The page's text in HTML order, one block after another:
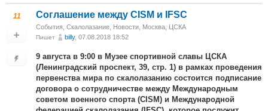
11 Соглашение между CISM и IFSC
События Скалолазание Новости Москва, ЦСКА
Пишет billy, 07.08.2018 18:52
9 августа в 9:00 в Музее спортивной славы ЦСКА
(Ленинградский проспект, 39, стр. 1) в рамках проведения
первенства мира по скалолазанию состоится подписание
договора о сотрудничестве между Международным
советом военного спорта (CISM) и Международной